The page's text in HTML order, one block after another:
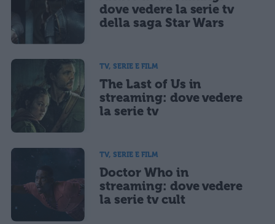
dove vedere la serie tv
della saga Star Wars
TV, SERIE E FILM
The Last of Us in
streaming: dove vedere
la serie tv
TV, SERIE E FILM
Doctor Who in
streaming: dove vedere
la serie tv cult